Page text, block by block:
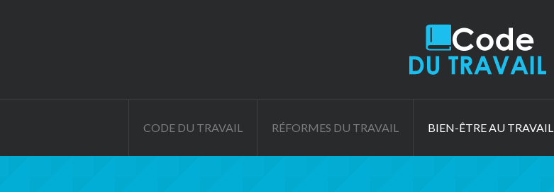
CODE DU TRAVAIL RÉFORMES DU TRAVAIL BIEN-ÊTRE AU TRAVAIL